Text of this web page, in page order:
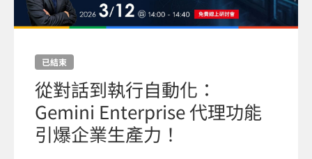
已結束
從對話到執行自動化：
Gemini Enterprise 代理功能
引爆企業生產力！